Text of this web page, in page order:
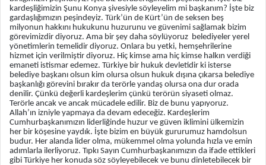
kardeşliğimizin Şunu Konya şivesiyle söyleyelim mi başkanım? İşte biz
gardaşlığımızın peşindeyiz. Türk’ün de Kürt’ün de seksen beş
milyonun hakkını hukukunu huzurunu ve güvenimi sağlamak bizim
görevimizdir diyoruz. Ama bir şey daha söylüyoruz belediyeler yerel
yönetimlerin temelidir diyoruz. Onlara bu yetki, hemşehrilerine
hizmet için verilmiştir diyoruz. Hiç kimse ama hiç kimse halkın verdiği
emaneti istismar edemez. Türkiye bir hukuk devletidir ki isterse
belediye başkanı olsun kim olursa olsun hukuk dışına çıkarsa belediye
başkanlığı görevini bırakır da terörle yandaş olursa ona dur orada
denilir. Çünkü değerli kardeşlerim çünkü terörün siyaseti olmaz.
Terörle ancak ve ancak mücadele edilir. Biz de bunu yapıyoruz.
Allah’ın izniyle yapmaya da devam edeceğiz. Kardeşlerim
Cumhurbaşkanımızın liderliğinde huzur ve güven iklimini ülkemizin
her bir köşesine yaydık. İşte bizim en büyük gururumuz hamdolsun
budur. Her alanda lider olma, mükemmel olma yolunda hızla ve emin
adımlarla ilerliyoruz. Tıpkı Sayın Cumhurbaşkanımızın da ifade ettikleri
gibi Türkiye her konuda söz söyleyebilecek ve bunu dinletebilecek bir